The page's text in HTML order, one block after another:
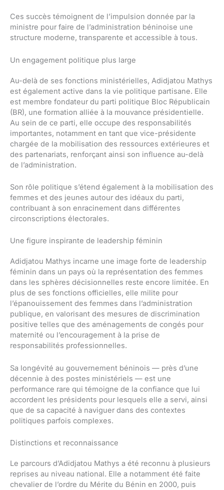
Ces succès témoignent de l’impulsion donnée par la
ministre pour faire de l’administration béninoise une
structure moderne, transparente et accessible à tous.
Un engagement politique plus large
Au-delà de ses fonctions ministérielles, Adidjatou Mathys
est également active dans la vie politique partisane. Elle
est membre fondateur du parti politique Bloc Républicain
(BR), une formation alliée à la mouvance présidentielle.
Au sein de ce parti, elle occupe des responsabilités
importantes, notamment en tant que vice-présidente
chargée de la mobilisation des ressources extérieures et
des partenariats, renforçant ainsi son influence au-delà
de l’administration.
Son rôle politique s’étend également à la mobilisation des
femmes et des jeunes autour des idéaux du parti,
contribuant à son enracinement dans différentes
circonscriptions électorales.
Une figure inspirante de leadership féminin
Adidjatou Mathys incarne une image forte de leadership
féminin dans un pays où la représentation des femmes
dans les sphères décisionnelles reste encore limitée. En
plus de ses fonctions officielles, elle milite pour
l’épanouissement des femmes dans l’administration
publique, en valorisant des mesures de discrimination
positive telles que des aménagements de congés pour
maternité ou l’encouragement à la prise de
responsabilités professionnelles.
Sa longévité au gouvernement béninois — près d’une
décennie à des postes ministériels — est une
performance rare qui témoigne de la confiance que lui
accordent les présidents pour lesquels elle a servi, ainsi
que de sa capacité à naviguer dans des contextes
politiques parfois complexes.
Distinctions et reconnaissance
Le parcours d’Adidjatou Mathys a été reconnu à plusieurs
reprises au niveau national. Elle a notamment été faite
chevalier de l’ordre du Mérite du Bénin en 2000, puis